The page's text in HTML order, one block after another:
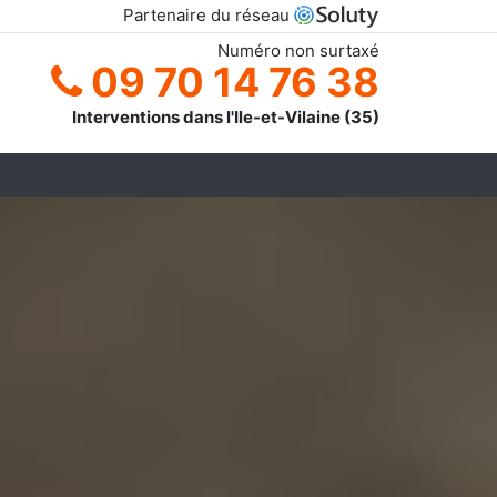
Partenaire du réseau
Numéro non surtaxé
09 70 14 76 38
Interventions dans l'Ile-et-Vilaine (35)